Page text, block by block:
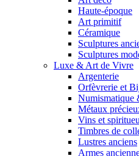
Haute-époque
Art primitif
Céramique
Sculptures
Sculptures
Luxe & Art de Vivre
Argenterie
Orfèvrerie et
Numismatique
Métaux
Vins et
Timbres de
Lustres anciens
Armes